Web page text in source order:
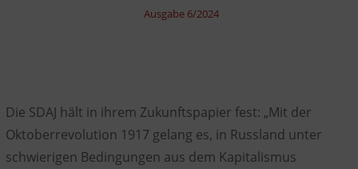
Ausgabe 6/2024
Die SDAJ hält in ihrem Zukunftspapier fest: „Mit der
Oktoberrevolution 1917 gelang es, in Russland unter
schwierigen Bedingungen aus dem Kapitalismus